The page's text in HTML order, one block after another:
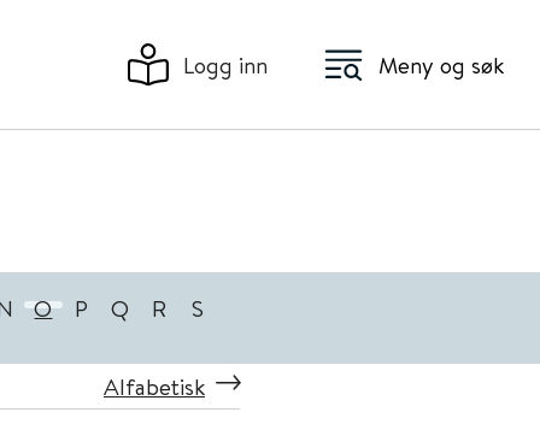
Logg inn Meny og søk
O P Q R S
Alfabetisk